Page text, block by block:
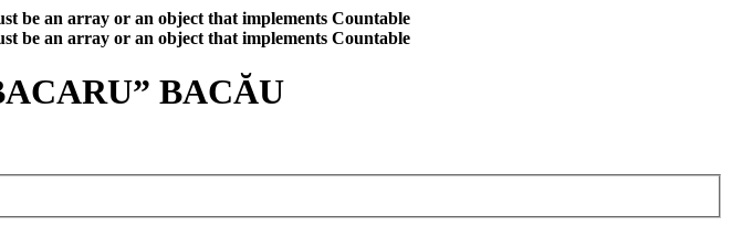
be an array or an object that implements Countable
be an array or an object that implements Countable
BACĂU